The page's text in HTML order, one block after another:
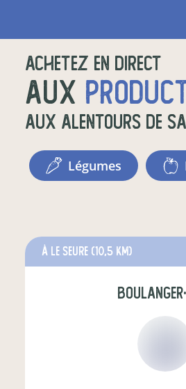
Achetez en direct
aux
aux alentours de
légumes
à Le Seure (10,5 km)